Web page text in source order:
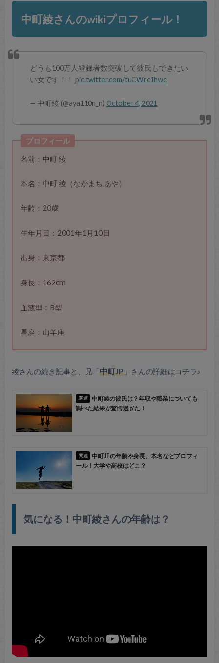
中町綾さんのwikiプロフィール！
どうも100万人登録者数突破して彼氏もできたい
い女です！！pic.twitter.com/tuCWrc1hwc
— 中町綾 (@aya110n_n) October 4, 2021
プロフィール
名前：中町 綾
本名：中町 綾（なかまち あや）
年齢：20歳
生年月日：2001年1月10日
出身：東京都
身長：162cm
血液型：B型
星座：山羊座
綾さんの続き記事と、兄「中町JP」さんの詳細はコチラ♪
中町綾の彼氏は？年収や職業についても
調べた結果が驚愕過ぎた！
中町JPの年齢や身長、本名などプロフィ
ール！大学や高校はどこ？
気になる！中町綾さんの年齢は？